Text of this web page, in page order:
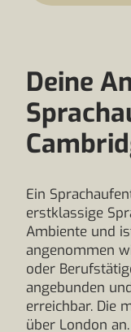
Deine
Ein
erstklassige
Ambiente und
angenommen
oder
angebunden
erreichbar. Die
über London